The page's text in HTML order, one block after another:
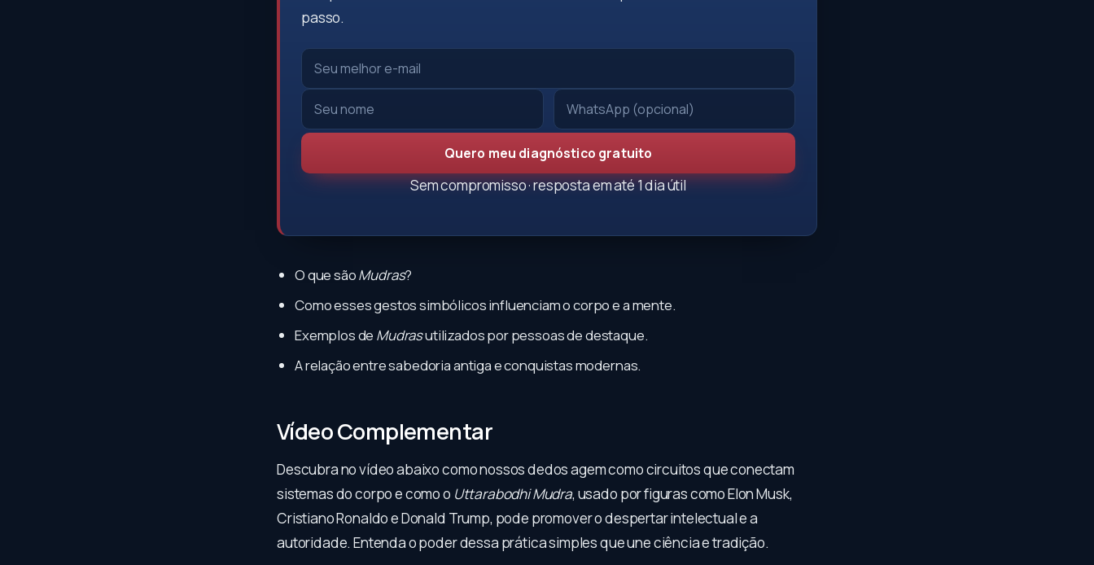
passo.
Quero meu diagnóstico gratuito
Sem compromisso · resposta em até 1 dia útil
O que sãoMudras?
Como esses gestos simbólicos influenciam o corpo e a mente.
Exemplos de Mudrasutilizados por pessoas de destaque.
A relação entre sabedoria antiga e conquistas modernas.
Vídeo Complementar
Descubra no vídeo abaixo como nossos dedos agem como circuitos que conectam
sistemas do corpo e como o Uttarabodhi Mudra, usado por figuras como Elon Musk,
Cristiano Ronaldo e Donald Trump, pode promover o despertar intelectual e a
autoridade. Entenda o poder dessa prática simples que une ciência e tradição.